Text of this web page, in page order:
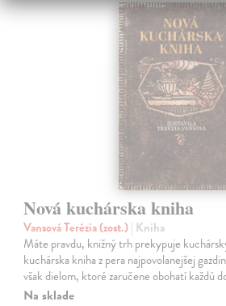
Nová kuchárska kniha
Vansová Terézia (zost.)| Kniha
Máte pravdu, knižný trh prekypuje
kuchárska kniha z pera najpovolanejšej
však dielom, ktoré zaručene obohatí každú
Na sklade